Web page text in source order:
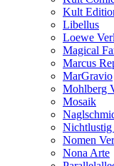
Kult
Libellus
Loewe
Magical
Marcus
MarGravio
Mohlberg
Mosaik
Nichtlustig
Nomen
Nona Arte